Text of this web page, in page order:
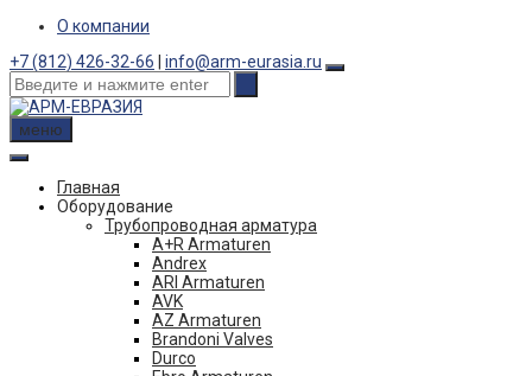
Skip
content
О компании
+7 (812) 426-32-66
info@arm-eurasia.ru
меню
Главная
Оборудование
Трубопроводная арматура
A+R Armaturen
Andrex
ARI Armaturen
AVK
AZ Armaturen
Brandoni Valves
Durco